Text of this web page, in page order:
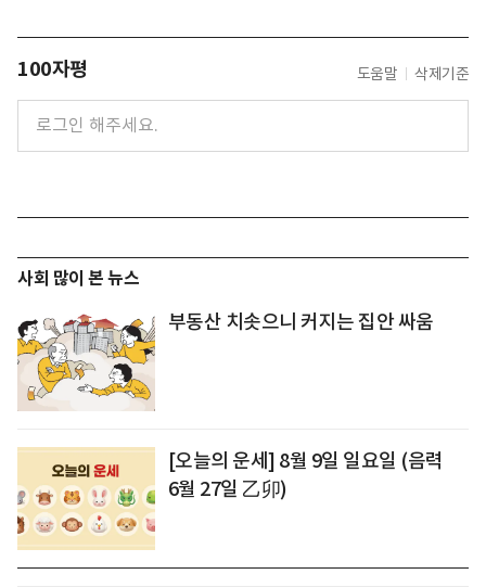
100자평 도움말 삭제기준
사회 많이 본 뉴스
부동산 치솟으니 커지는 집안 싸움
[오늘의 운세] 8월 9일 일요일 (음력
6월 27일 乙卯)